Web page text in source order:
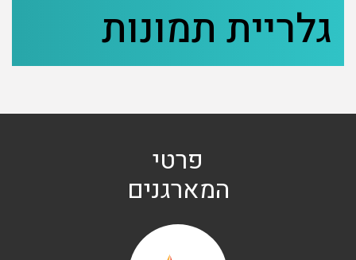
גלריית תמונות
פרטי
המארגנים